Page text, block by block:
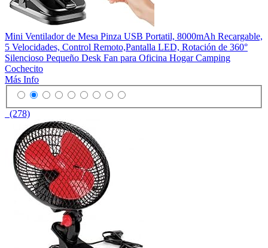
Mini Ventilador de Mesa Pinza USB Portatil, 8000mAh Recargable,
5 Velocidades, Control Remoto,Pantalla LED, Rotación de 360°
Silencioso Pequeño Desk Fan para Oficina Hogar Camping
Cochecito
Más Info
(278)